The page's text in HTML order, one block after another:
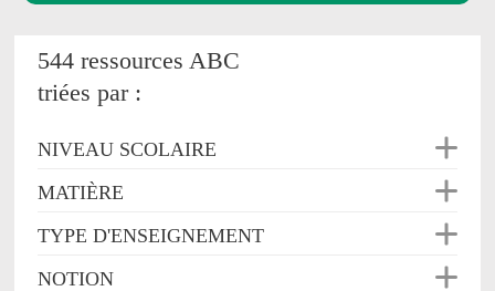
544 ressources ABC
triées par :
NIVEAU SCOLAIRE
MATIÈRE
TYPE D'ENSEIGNEMENT
NOTION